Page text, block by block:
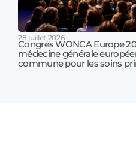
28 juillet 2026
Congrès WONCA Europe
médecine générale
commune pour les soins